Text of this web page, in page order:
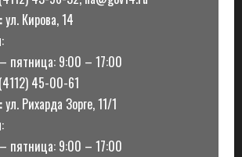
ул. Кирова, 14
пятница: 9:00 – 17:00
45-00-61
ул. Рихарда Зорге, 11/1
пятница: 9:00 – 17:00